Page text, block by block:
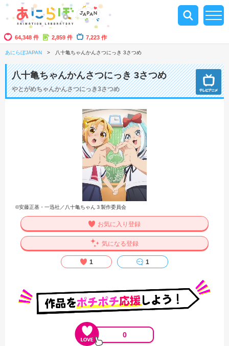
64,348 件 2,859 件 7,223 作
あにらぼJAPAN 八十亀ちゃんかんさつにっき 3さつめ
八十亀ちゃんかんさつにっき 3さつめ
やとがめちゃんかんさつにっき3さつめ
©安藤正基・一迅社／八十亀ちゃん３製作委員会
お気に入り登録
気になる登録
1 1
0